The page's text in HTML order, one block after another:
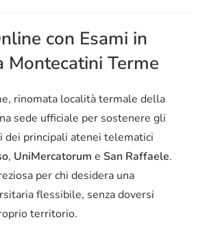
con Esami in
Montecatini Terme
rinomata località termale della
sede ufficiale per sostenere gli
dei principali atenei telematici
, UniMercatorum eSan Raffaele.
per chi desidera una
flessibile, senza doversi
territorio.